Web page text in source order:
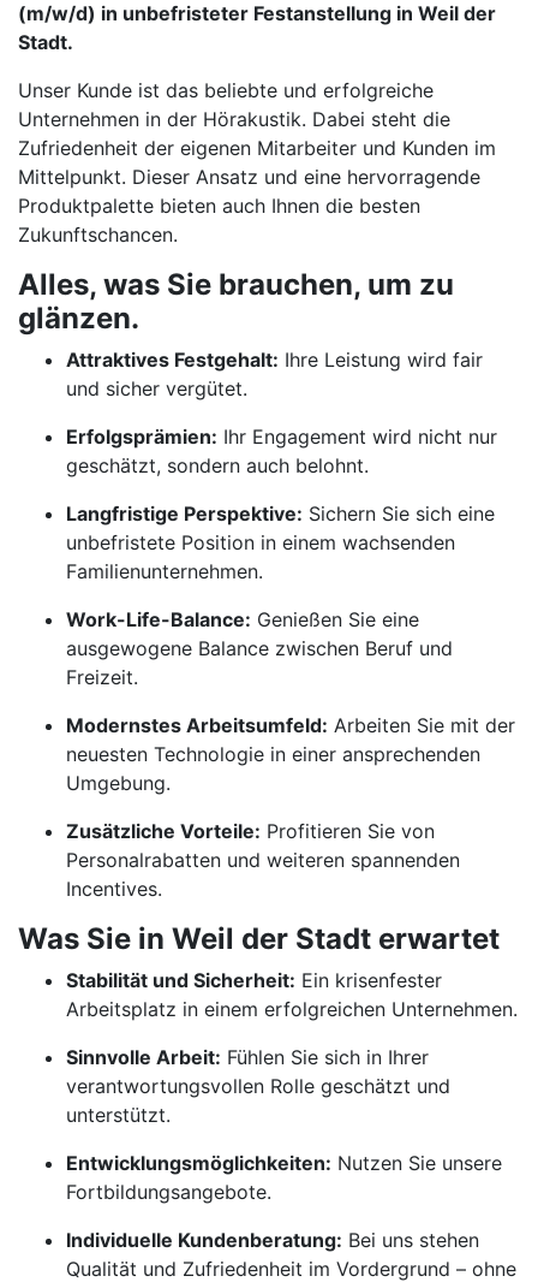
(m/w/d) in unbefristeter Festanstellung in Weil der
Stadt.
Unser Kunde ist das beliebte und erfolgreiche
Unternehmen in der Hörakustik. Dabei steht die
Zufriedenheit der eigenen Mitarbeiter und Kunden im
Mittelpunkt. Dieser Ansatz und eine hervorragende
Produktpalette bieten auch Ihnen die besten
Zukunftschancen.
Alles, was Sie brauchen, um zu
glänzen.
Attraktives Festgehalt: Ihre Leistung wird fair
und sicher vergütet.
Erfolgsprämien: Ihr Engagement wird nicht nur
geschätzt, sondern auch belohnt.
Langfristige Perspektive: Sichern Sie sich eine
unbefristete Position in einem wachsenden
Familienunternehmen.
Work-Life-Balance: Genießen Sie eine
ausgewogene Balance zwischen Beruf und
Freizeit.
Modernstes Arbeitsumfeld: Arbeiten Sie mit der
neuesten Technologie in einer ansprechenden
Umgebung.
Zusätzliche Vorteile: Profitieren Sie von
Personalrabatten und weiteren spannenden
Incentives.
Was Sie in Weil der Stadt erwartet
Stabilität und Sicherheit: Ein krisenfester
Arbeitsplatz in einem erfolgreichen Unternehmen.
Sinnvolle Arbeit: Fühlen Sie sich in Ihrer
verantwortungsvollen Rolle geschätzt und
unterstützt.
Entwicklungsmöglichkeiten: Nutzen Sie unsere
Fortbildungsangebote.
Individuelle Kundenberatung: Bei uns stehen
Qualität und Zufriedenheit im Vordergrund – ohne